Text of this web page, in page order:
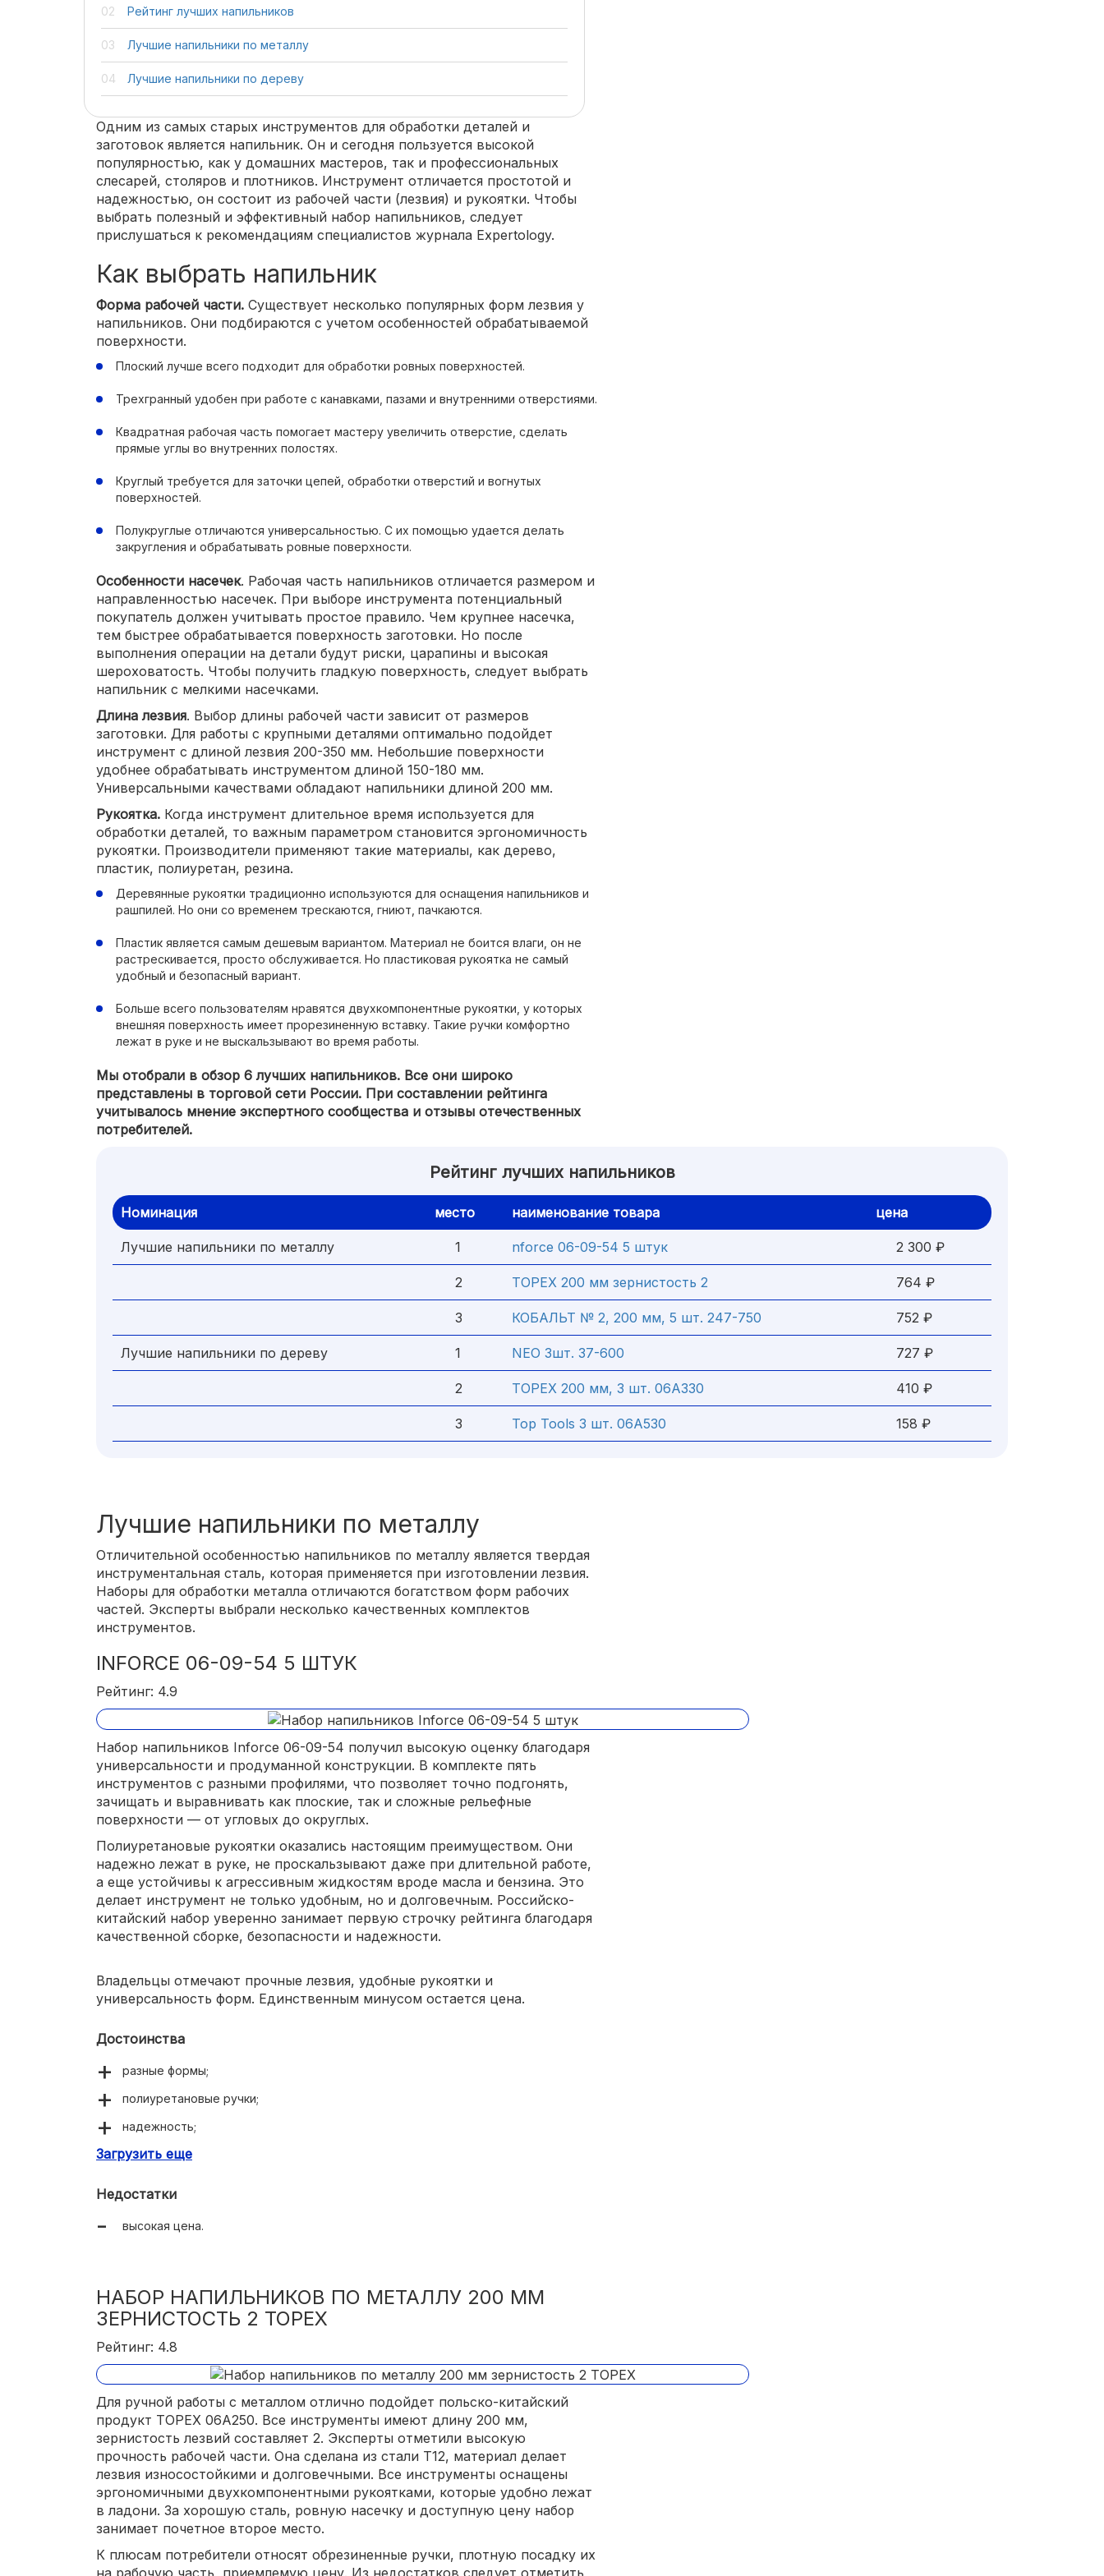
Рейтинг лучших напильников
Лучшие напильники по металлу
Лучшие напильники по дереву
Одним из самых старых инструментов для обработки деталей и
заготовок является напильник. Он и сегодня пользуется высокой
популярностью, как у домашних мастеров, так и профессиональных
слесарей, столяров и плотников. Инструмент отличается простотой и
надежностью, он состоит из рабочей части (лезвия) и рукоятки. Чтобы
выбрать полезный и эффективный набор напильников, следует
прислушаться к рекомендациям специалистов журнала Expertology.
Как выбрать напильник
Форма рабочей части. Существует несколько популярных форм лезвия у
напильников. Они подбираются с учетом особенностей обрабатываемой
поверхности.
Плоский лучше всего подходит для обработки ровных поверхностей.
Трехгранный удобен при работе с канавками, пазами и внутренними отверстиями.
Квадратная рабочая часть помогает мастеру увеличить отверстие, сделать
прямые углы во внутренних полостях.
Круглый требуется для заточки цепей, обработки отверстий и вогнутых
поверхностей.
Полукруглые отличаются универсальностью. С их помощью удается делать
закругления и обрабатывать ровные поверхности.
Особенности насечек. Рабочая часть напильников отличается размером и
направленностью насечек. При выборе инструмента потенциальный
покупатель должен учитывать простое правило. Чем крупнее насечка,
тем быстрее обрабатывается поверхность заготовки. Но после
выполнения операции на детали будут риски, царапины и высокая
шероховатость. Чтобы получить гладкую поверхность, следует выбрать
напильник с мелкими насечками.
Длина лезвия. Выбор длины рабочей части зависит от размеров
заготовки. Для работы с крупными деталями оптимально подойдет
инструмент с длиной лезвия 200-350 мм. Небольшие поверхности
удобнее обрабатывать инструментом длиной 150-180 мм.
Универсальными качествами обладают напильники длиной 200 мм.
Рукоятка. Когда инструмент длительное время используется для
обработки деталей, то важным параметром становится эргономичность
рукоятки. Производители применяют такие материалы, как дерево,
пластик, полиуретан, резина.
Деревянные рукоятки традиционно используются для оснащения напильников и
рашпилей. Но они со временем трескаются, гниют, пачкаются.
Пластик является самым дешевым вариантом. Материал не боится влаги, он не
растрескивается, просто обслуживается. Но пластиковая рукоятка не самый
удобный и безопасный вариант.
Больше всего пользователям нравятся двухкомпонентные рукоятки, у которых
внешняя поверхность имеет прорезиненную вставку. Такие ручки комфортно
лежат в руке и не выскальзывают во время работы.
Мы отобрали в обзор 6 лучших напильников. Все они широко
представлены в торговой сети России. При составлении рейтинга
учитывалось мнение экспертного сообщества и отзывы отечественных
потребителей.
Рейтинг лучших напильников
Номинация место наименование товара цена
Лучшие напильники по металлу 1 nforce 06-09-54 5 штук 2 300 ₽
2 TOPEX 200 мм зернистость 2 764 ₽
3 КОБАЛЬТ № 2, 200 мм, 5 шт. 247-750 752 ₽
Лучшие напильники по дереву 1 NEO 3шт. 37-600 727 ₽
2 TOPEX 200 мм, 3 шт. 06A330 410 ₽
3 Top Tools 3 шт. 06A530 158 ₽
Лучшие напильники по металлу
Отличительной особенностью напильников по металлу является твердая
инструментальная сталь, которая применяется при изготовлении лезвия.
Наборы для обработки металла отличаются богатством форм рабочих
частей. Эксперты выбрали несколько качественных комплектов
инструментов.
INFORCE 06-09-54 5 ШТУК
Рейтинг: 4.9
Набор напильников Inforce 06-09-54 получил высокую оценку благодаря
универсальности и продуманной конструкции. В комплекте пять
инструментов с разными профилями, что позволяет точно подгонять,
зачищать и выравнивать как плоские, так и сложные рельефные
поверхности — от угловых до округлых.
Полиуретановые рукоятки оказались настоящим преимуществом. Они
надежно лежат в руке, не проскальзывают даже при длительной работе,
а еще устойчивы к агрессивным жидкостям вроде масла и бензина. Это
делает инструмент не только удобным, но и долговечным. Российско-
китайский набор уверенно занимает первую строчку рейтинга благодаря
качественной сборке, безопасности и надежности.
Владельцы отмечают прочные лезвия, удобные рукоятки и
универсальность форм. Единственным минусом остается цена.
Достоинства
разные формы;
полиуретановые ручки;
надежность;
долговечность.
Загрузить еще
Недостатки
высокая цена.
НАБОР НАПИЛЬНИКОВ ПО МЕТАЛЛУ 200 ММ
ЗЕРНИСТОСТЬ 2 TOPEX
Рейтинг: 4.8
Для ручной работы с металлом отлично подойдет польско-китайский
продукт TOPEX 06A250. Все инструменты имеют длину 200 мм,
зернистость лезвий составляет 2. Эксперты отметили высокую
прочность рабочей части. Она сделана из стали Т12, материал делает
лезвия износостойкими и долговечными. Все инструменты оснащены
эргономичными двухкомпонентными рукоятками, которые удобно лежат
в ладони. За хорошую сталь, ровную насечку и доступную цену набор
занимает почетное второе место.
К плюсам потребители относят обрезиненные ручки, плотную посадку их